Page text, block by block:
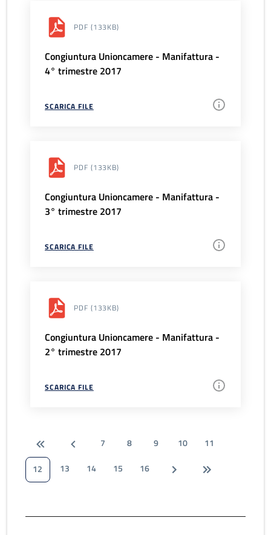
PDF (133KB)
Congiuntura Unioncamere - Manifattura -
4° trimestre 2017
SCARICA FILE
PDF (133KB)
Congiuntura Unioncamere - Manifattura -
3° trimestre 2017
SCARICA FILE
PDF (133KB)
Congiuntura Unioncamere - Manifattura -
2° trimestre 2017
SCARICA FILE
7 8 9 10
11
12
13 14 15 16